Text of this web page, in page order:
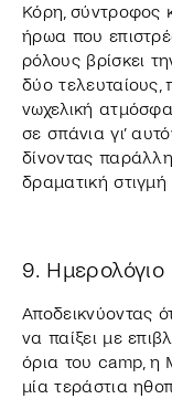
Κόρη, σύντροφος
ήρωα που
ρόλους βρίσκει
δύο
νωχελική
σε σπάνια γι’
δίνοντας
δραματική στιγμή
9.
Αποδεικνύοντας
να παίξει με
όρια του camp, η
μία τεράστια